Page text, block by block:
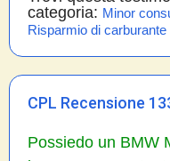
categoria: Minor
Risparmio di carburante
CPL Recensione
Possiedo un BMW